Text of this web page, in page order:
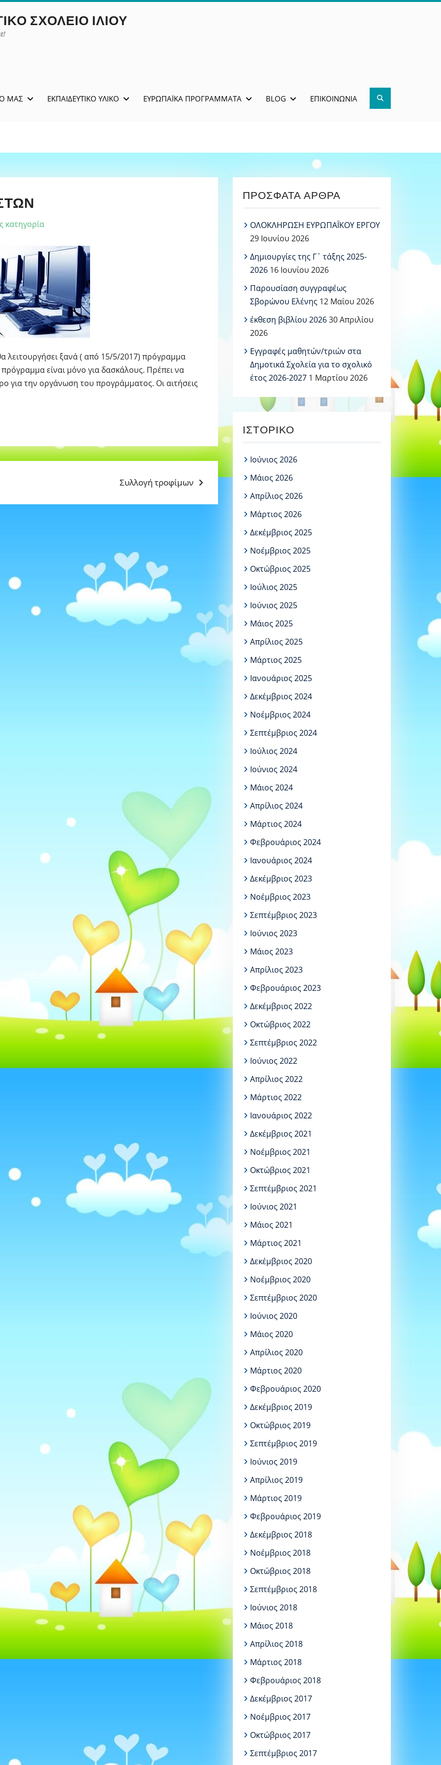
ΣΧΟΛΕΊΟ ΙΛΊΟΥ
ΜΑΣ ΕΚΠΑΙΔΕΥΤΙΚΌ ΥΛΙΚΌ ΕΥΡΩΠΑΪΚΆ ΠΡΟΓΡΆΜΜΑΤΑ BLOG ΕΠΙΚΟΙΝΩΝΊΑ Search
κατηγορία
λειτουργήσει ξανά ( από 15/5/2017) πρόγραμμα
είναι μόνο για δασκάλους. Πρέπει να
για την οργάνωση του προγράμματος. Οι αιτήσεις
Next
Συλλογή τροφίμων
ΠΡΌΣΦΑΤΑ ΆΡΘΡΑ
ΟΛΟΚΛΗΡΩΣΗ ΕΥΡΩΠΑΪΚΟΥ ΕΡΓΟΥ
29 Ιουνίου 2026
Δημιουργίες της Γ΄ τάξης 2025-
2026 16 Ιουνίου 2026
Παρουσίαση συγγραφέως
Σβορώνου Ελένης 12 Μαΐου 2026
έκθεση βιβλίου 202630 Απριλίου
2026
Εγγραφές μαθητών/τριών στα
Δημοτικά Σχολεία για το σχολικό
έτος 2026-2027 1 Μαρτίου 2026
ΙΣΤΟΡΙΚΌ
Ιούνιος 2026
Μάιος 2026
Απρίλιος 2026
Μάρτιος 2026
Δεκέμβριος 2025
Νοέμβριος 2025
Οκτώβριος 2025
Ιούλιος 2025
Ιούνιος 2025
Μάιος 2025
Απρίλιος 2025
Μάρτιος 2025
Ιανουάριος 2025
Δεκέμβριος 2024
Νοέμβριος 2024
Σεπτέμβριος 2024
Ιούλιος 2024
Ιούνιος 2024
Μάιος 2024
Απρίλιος 2024
Μάρτιος 2024
Φεβρουάριος 2024
Ιανουάριος 2024
Δεκέμβριος 2023
Νοέμβριος 2023
Σεπτέμβριος 2023
Ιούνιος 2023
Μάιος 2023
Απρίλιος 2023
Φεβρουάριος 2023
Δεκέμβριος 2022
Οκτώβριος 2022
Σεπτέμβριος 2022
Ιούνιος 2022
Απρίλιος 2022
Μάρτιος 2022
Ιανουάριος 2022
Δεκέμβριος 2021
Νοέμβριος 2021
Οκτώβριος 2021
Σεπτέμβριος 2021
Ιούνιος 2021
Μάιος 2021
Μάρτιος 2021
Δεκέμβριος 2020
Νοέμβριος 2020
Σεπτέμβριος 2020
Ιούνιος 2020
Μάιος 2020
Απρίλιος 2020
Μάρτιος 2020
Φεβρουάριος 2020
Δεκέμβριος 2019
Οκτώβριος 2019
Σεπτέμβριος 2019
Ιούνιος 2019
Απρίλιος 2019
Μάρτιος 2019
Φεβρουάριος 2019
Δεκέμβριος 2018
Νοέμβριος 2018
Οκτώβριος 2018
Σεπτέμβριος 2018
Ιούνιος 2018
Μάιος 2018
Απρίλιος 2018
Μάρτιος 2018
Φεβρουάριος 2018
Δεκέμβριος 2017
Νοέμβριος 2017
Οκτώβριος 2017
Σεπτέμβριος 2017